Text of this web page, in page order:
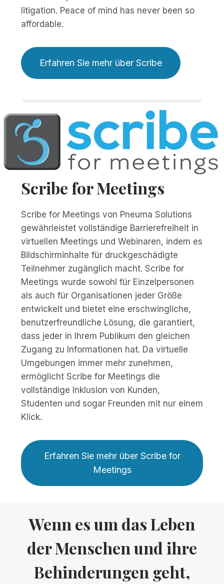
litigation. Peace of mind has never been so
affordable.
Erfahren Sie mehr über Scribe
Scribe for Meetings
Scribe for Meetings von Pneuma Solutions
gewährleistet vollständige Barrierefreiheit in
virtuellen Meetings und Webinaren, indem es
Bildschirminhalte für druckgeschädigte
Teilnehmer zugänglich macht. Scribe for
Meetings wurde sowohl für Einzelpersonen
als auch für Organisationen jeder Größe
entwickelt und bietet eine erschwingliche,
benutzerfreundliche Lösung, die garantiert,
dass jeder in Ihrem Publikum den gleichen
Zugang zu Informationen hat. Da virtuelle
Umgebungen immer mehr zunehmen,
ermöglicht Scribe for Meetings die
vollständige Inklusion von Kunden,
Studenten und sogar Freunden mit nur einem
Klick.
Erfahren Sie mehr über Scribe for
Meetings
Wenn es um das Leben
der Menschen und ihre
Behinderungen geht,